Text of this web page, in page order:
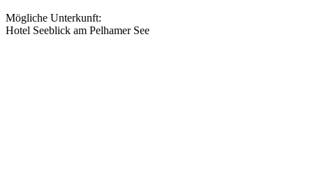
Mögliche Unterkunft:
Hotel Seeblick am Pelhamer See